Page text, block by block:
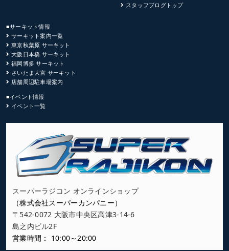
スタッフブログトップ
■サーキット情報
サーキット案内一覧
東京秋葉原 サーキット
大阪日本橋 サーキット
福岡博多 サーキット
さいたま大宮 サーキット
店舗周辺駐車場案内
■イベント情報
イベント一覧
スーパーラジコン オンラインショップ
（株式会社スーパーカンパニー）
〒542-0072 大阪市中央区高津3-14-6
島之内ビル2F
営業時間： 10:00～20:00